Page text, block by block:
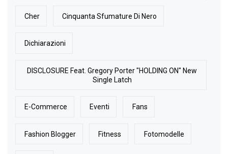
Cher Cinquanta Sfumature Di Nero
Dichiarazioni
DISCLOSURE Feat. Gregory Porter "HOLDING ON" New
Single Latch
E-Commerce Eventi Fans
Fashion Blogger Fitness Fotomodelle